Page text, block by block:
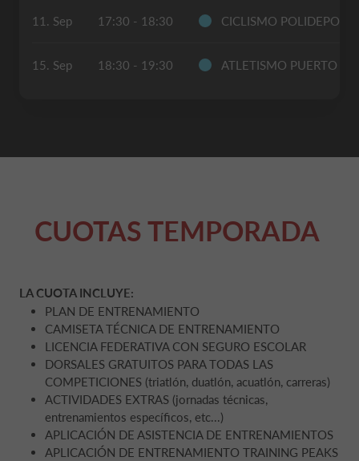
11. Sep 17:30 - 18:30 CICLISMO
15. Sep 18:30 - 19:30 ATLETISMO PUERTO
CUOTAS TEMPORADA
LA CUOTA INCLUYE:
PLAN DE ENTRENAMIENTO
CAMISETA TÉCNICA DE ENTRENAMIENTO
LICENCIA FEDERATIVA CON SEGURO ESCOLAR
DORSALES GRATUITOS PARA TODAS LAS
COMPETICIONES (triatlón, duatlón, acuatlón, carreras)
ACTIVIDADES EXTRAS (jornadas técnicas,
entrenamientos específicos, etc...)
APLICACIÓN DE ASISTENCIA DE ENTRENAMIENTOS
APLICACIÓN DE ENTRENAMIENTO TRAINING PEAKS